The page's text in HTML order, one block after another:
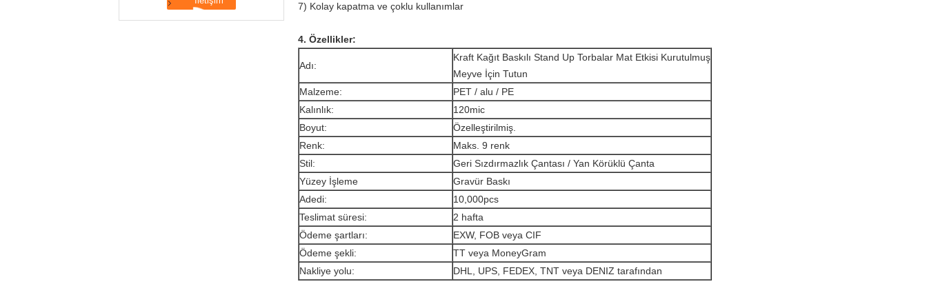
7) Kolay kapatma ve çoklu kullanımlar
4. Özellikler:
Adı:
Kraft Kağıt Baskılı Stand Up Torbalar Mat Etkisi Kurutulmuş
Meyve İçin Tutun
Malzeme:
PET / alu / PE
Kalınlık:
120mic
Boyut:
Özelleştirilmiş.
Renk:
Maks. 9 renk
Stil:
Geri Sızdırmazlık Çantası / Yan Körüklü Çanta
Yüzey İşleme
Gravür Baskı
Adedi:
10,000pcs
Teslimat süresi:
2 hafta
Ödeme şartları:
EXW, FOB veya CIF
Ödeme şekli:
TT veya MoneyGram
Nakliye yolu:
DHL, UPS, FEDEX, TNT veya DENIZ tarafından